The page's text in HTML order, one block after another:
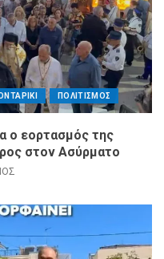
ΠΟΛΙΤΙΣΜΟΣ
ο εορτασμός της
στον Ασύρματο